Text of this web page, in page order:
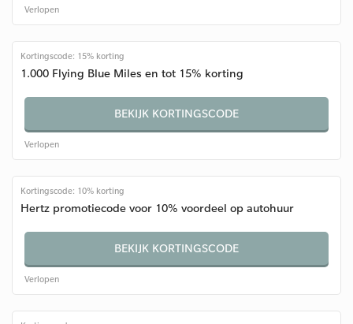
Verlopen
Kortingscode: 15% korting
1.000 Flying Blue Miles en tot 15% korting
BEKIJK KORTINGSCODE
Verlopen
Kortingscode: 10% korting
Hertz promotiecode voor 10% voordeel op autohuur
BEKIJK KORTINGSCODE
Verlopen